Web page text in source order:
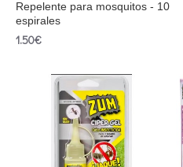
Repelente para mosquitos - 10
espirales
1.50€